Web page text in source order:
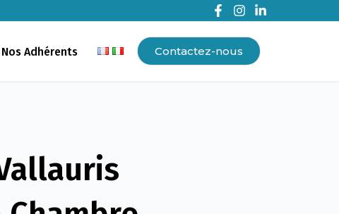
Nos Adhérents Contactez-nous